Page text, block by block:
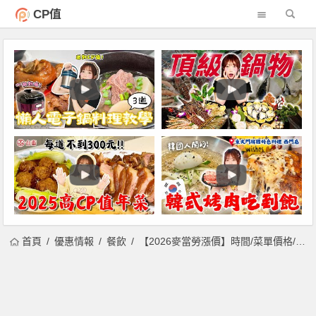
CP值
首頁 優惠情報 餐飲 【2026麥當勞漲價】時間/菜單價格/最新優惠一次看！